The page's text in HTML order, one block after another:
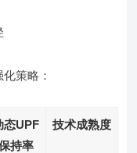
策略：
态UPF
持率
技术成熟度